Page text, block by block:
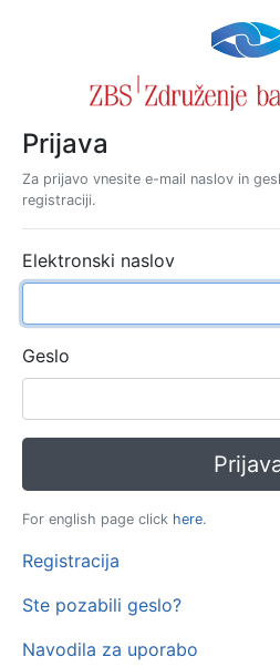
Prijava
Za prijavo vnesite e-mail naslov in
registraciji.
Elektronski naslov
Geslo
For english page click here.
Registracija
Ste pozabili geslo?
Navodila za uporabo